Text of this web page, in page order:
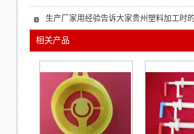
生产厂家用经验告诉大家贵州塑料加工时
相关产品